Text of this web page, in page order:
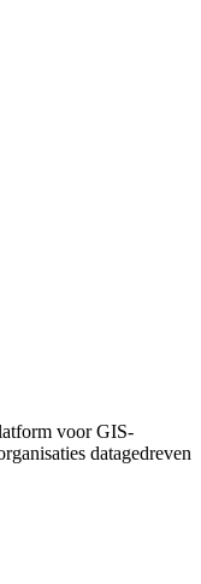
voor GIS-
datagedreven